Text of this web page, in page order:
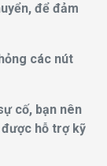
để đảm
các nút
cố, bạn nên
hỗ trợ kỹ